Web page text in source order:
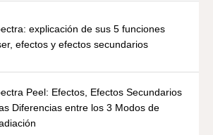
explicación de sus 5 funciones
efectos y efectos secundarios
Peel: Efectos, Efectos Secundarios
Diferencias entre los 3 Modos de